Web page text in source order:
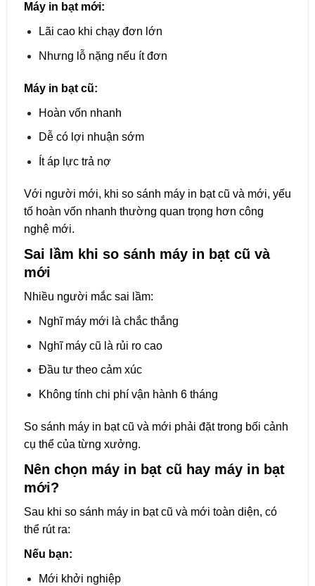
Máy in bạt mới:
Lãi cao khi chạy đơn lớn
Nhưng lỗ nặng nếu ít đơn
Máy in bạt cũ:
Hoàn vốn nhanh
Dễ có lợi nhuận sớm
Ít áp lực trả nợ
Với người mới, khi so sánh máy in bạt cũ và mới, yếu
tố hoàn vốn nhanh thường quan trọng hơn công
nghệ mới.
Sai lầm khi so sánh máy in bạt cũ và
mới
Nhiều người mắc sai lầm:
Nghĩ máy mới là chắc thắng
Nghĩ máy cũ là rủi ro cao
Đầu tư theo cảm xúc
Không tính chi phí vận hành 6 tháng
So sánh máy in bạt cũ và mới phải đặt trong bối cảnh
cụ thể của từng xưởng.
Nên chọn máy in bạt cũ hay máy in bạt
mới?
Sau khi so sánh máy in bạt cũ và mới toàn diện, có
thể rút ra:
Nếu bạn:
Mới khởi nghiệp